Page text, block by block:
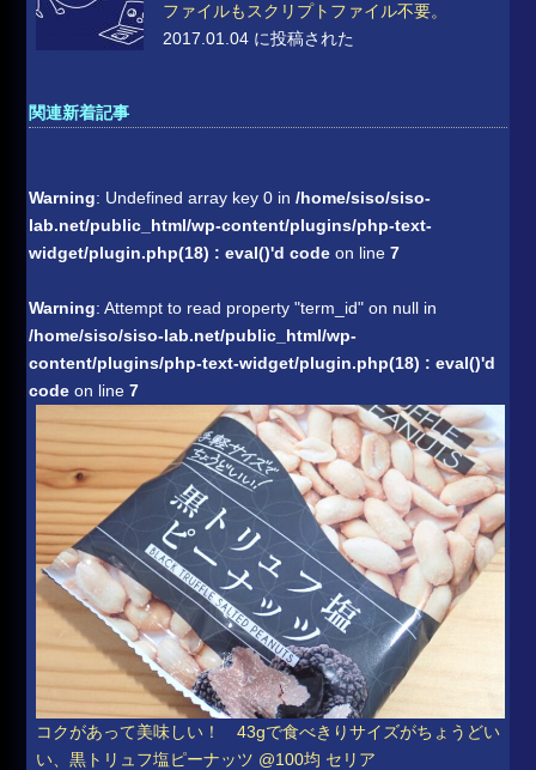
ファイルもスクリプトファイル不要。
2017.01.04 に投稿された
関連新着記事
Warning: Undefined array key 0 in/home/siso/siso-
lab.net/public_html/wp-content/plugins/php-text-
widget/plugin.php(18) : eval()'d code on line7
Warning: Attempt to read property "term_id" on null in
/home/siso/siso-lab.net/public_html/wp-
content/plugins/php-text-widget/plugin.php(18) : eval()'d
code on line7
コクがあって美味しい！ 43gで食べきりサイズがちょうどい
い、黒トリュフ塩ピーナッツ @100均 セリア